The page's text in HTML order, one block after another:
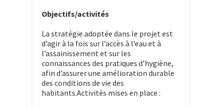
Objectifs/activités
La stratégie adoptée dans le projet est
d’agir à la fois sur l’accès à l’eau et à
l’assainissement et sur les
connaissances des pratiques d’hygiène,
afin d’assurer une amélioration durable
des conditions de vie des
habitants.Activités mises en place :